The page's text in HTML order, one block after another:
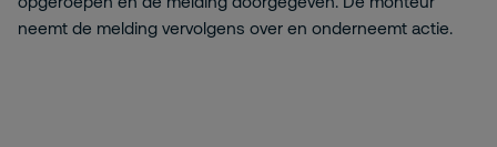
neemt de melding vervolgens over en onderneemt actie.